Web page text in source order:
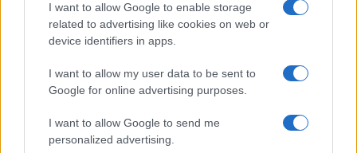
I want to allow Google to enable storage
related to advertising like cookies on web or
device identifiers in apps.
I want to allow my user data to be sent to
Google for online advertising purposes.
I want to allow Google to send me
personalized advertising.
Ákos Kossuth-díjas magyar dalszerző-zeneszerző-költőről
szóló dokumentumfilm gyártását, valamint a cseh–szlovák–
megvalósulását támogatja a Nemzeti Filmintézet (NFI).
EGYÉB